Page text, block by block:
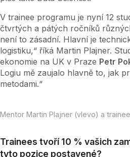
V trainee programu je nyní 12
čtvrtých a pátých ročníků
není to zásadní. Hlavní je
logistiku,“ říká Martin Plajner.
ekonomie na UK v Praze Petr
Logiu mě zaujalo hlavně to, jak
metodami.“
Mentor Martin Plajner (vlevo) a
Trainees tvoří 10 % vašich
tyto pozice postavené?